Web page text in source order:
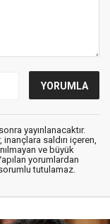
yayınlanacaktır.
saldırı içeren,
ve büyük
yorumlardan
tutulamaz.